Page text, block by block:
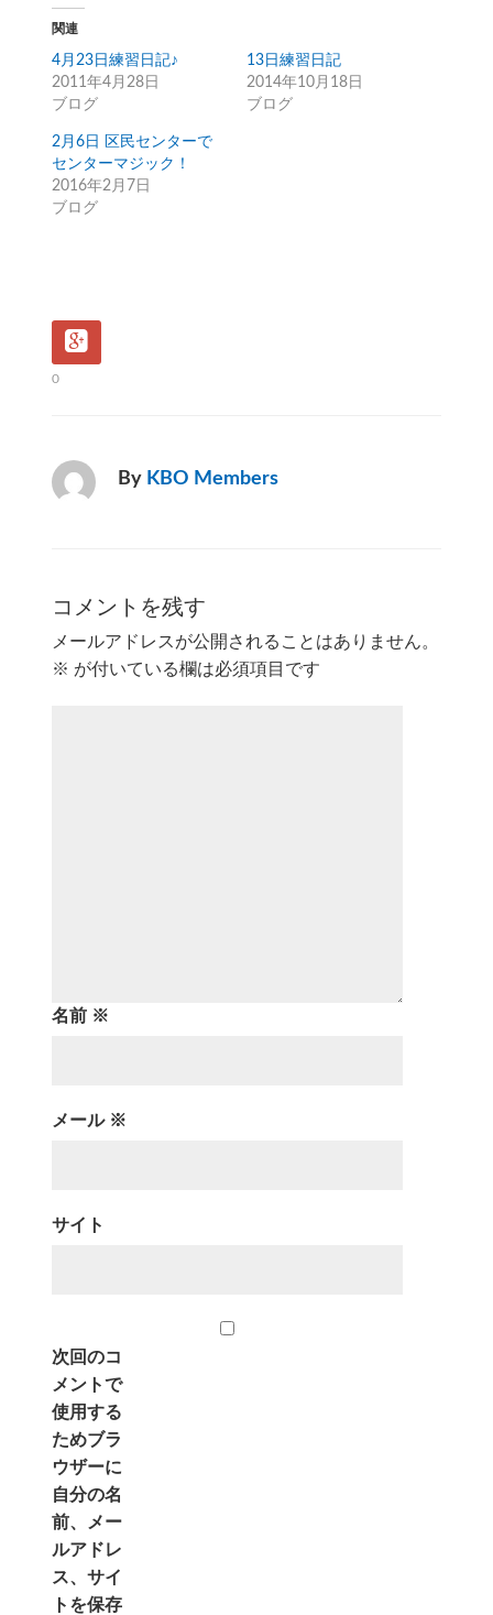
関連
4月23日練習日記♪
2011年4月28日
ブログ
13日練習日記
2014年10月18日
ブログ
2月6日 区民センターで
センターマジック！
2016年2月7日
ブログ
0
By KBO Members
コメントを残す
メールアドレスが公開されることはありません。
※ が付いている欄は必須項目です
名前 ※
メール ※
サイト
次回のコ
メントで
使用する
ためブラ
ウザーに
自分の名
前、メー
ルアドレ
ス、サイ
トを保存